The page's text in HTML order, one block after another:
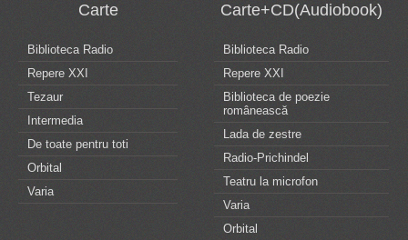
Carte
Biblioteca Radio
Repere XXI
Tezaur
Intermedia
De toate pentru toti
Orbital
Varia
Carte+CD(Audiobook)
Biblioteca Radio
Repere XXI
Biblioteca de poezie
românească
Lada de zestre
Radio-Prichindel
Teatru la microfon
Varia
Orbital